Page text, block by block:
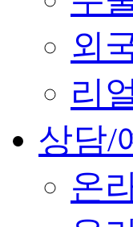
외
리
상담/
온